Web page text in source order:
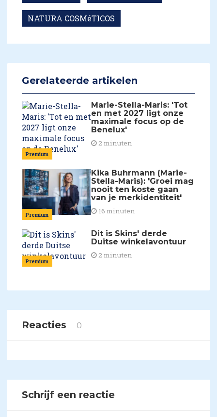
NATURA COSMéTICOS
Gerelateerde artikelen
Premium
Marie-Stella-Maris: 'Tot
en met 2027 ligt onze
maximale focus op de
Benelux'
2 minuten
Premium
Kika Buhrmann (Marie-
Stella-Maris): 'Groei mag
nooit ten koste gaan
van je merkidentiteit'
16 minuten
Premium
Dit is Skins' derde
Duitse winkelavontuur
2 minuten
Reacties 0
Schrijf een reactie